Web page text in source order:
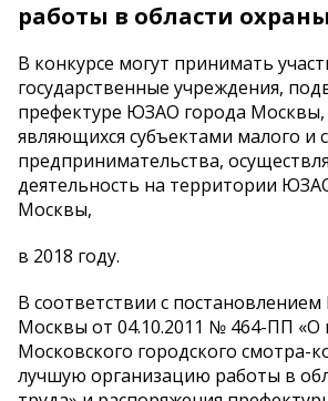
работы в области
В конкурсе могут принимать
государственные учреждения,
префектуре ЮЗАО города Москвы,
являющихся субъектами малого и
предпринимательства,
деятельность на территории
Москвы,
в 2018 году.
В соответствии с
Москвы от 04.10.2011 № 464-ПП «О
Московского городского смотра-
лучшую организацию работы в